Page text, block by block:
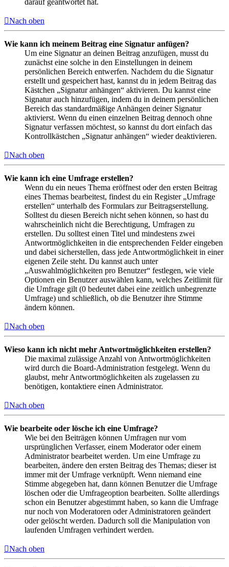
darauf geantwortet hat.
Nach oben
Wie kann ich meinem Beitrag eine Signatur anfügen?
Um eine Signatur an deinen Beitrag anzufügen, musst du
zunächst eine solche in den Einstellungen in deinem
persönlichen Bereich entwerfen. Nachdem du die Signatur
erstellt und gespeichert hast, kannst du in jedem Beitrag das
Kästchen „Signatur anhängen“ aktivieren. Du kannst eine
Signatur auch hinzufügen, indem du in deinem persönlichen
Bereich das standardmäßige Anhängen deiner Signatur
aktivierst. Wenn du einen einzelnen Beitrag dennoch ohne
Signatur verfassen möchtest, so kannst du dort einfach das
Kontrollkästchen „Signatur anhängen“ wieder deaktivieren.
Nach oben
Wie kann ich eine Umfrage erstellen?
Wenn du ein neues Thema eröffnest oder den ersten Beitrag
eines Themas bearbeitest, findest du ein Register „Umfrage
erstellen“ unterhalb des Formulars zur Beitragserstellung.
Solltest du diesen Bereich nicht sehen können, so hast du
wahrscheinlich nicht die Berechtigung, Umfragen zu
erstellen. Du solltest einen Titel und mindestens zwei
Antwortmöglichkeiten in die entsprechenden Felder eingeben
und dabei sicherstellen, dass jede Antwortmöglichkeit in einer
eigenen Zeile steht. Du kannst auch unter
„Auswahlmöglichkeiten pro Benutzer“ festlegen, wie viele
Optionen ein Benutzer auswählen kann, welches Zeitlimit für
die Umfrage gilt (0 bedeutet dabei eine zeitlich unbegrenzte
Umfrage) und schließlich, ob die Benutzer ihre Stimme
ändern können.
Nach oben
Wieso kann ich nicht mehr Antwortmöglichkeiten erstellen?
Die maximal zulässige Anzahl von Antwortmöglichkeiten
wird durch die Board-Administration festgelegt. Wenn du
glaubst, mehr Antwortmöglichkeiten als zugelassen zu
benötigen, kontaktiere einen Administrator.
Nach oben
Wie bearbeite oder lösche ich eine Umfrage?
Wie bei den Beiträgen können Umfragen nur vom
ursprünglichen Verfasser, einem Moderator oder einem
Administrator bearbeitet werden. Um eine Umfrage zu
bearbeiten, ändere den ersten Beitrag des Themas; dieser ist
immer mit der Umfrage verknüpft. Wenn niemand eine
Stimme abgegeben hat, dann können Benutzer die Umfrage
löschen oder die Umfrageoption bearbeiten. Sollte allerdings
schon ein Benutzer abgestimmt haben, so kann die Umfrage
nur noch von Moderatoren oder Administratoren geändert
oder gelöscht werden. Dadurch soll die Manipulation von
laufenden Umfragen verhindert werden.
Nach oben